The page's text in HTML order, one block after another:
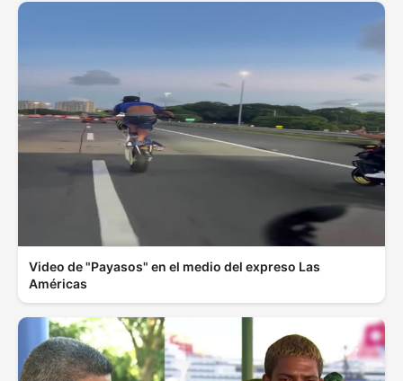
Video de "Payasos" en el medio del expreso Las
Américas